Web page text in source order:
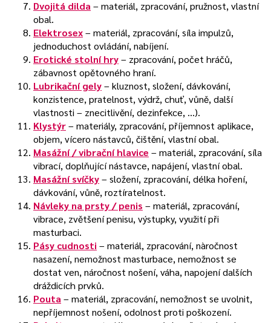
Dvojitá dilda– materiál, zpracování, pružnost, vlastní
obal.
Elektrosex– materiál, zpracování, síla impulzů,
jednoduchost ovládání, nabíjení.
Erotické stolní hry– zpracování, počet hráčů,
zábavnost opětovného hraní.
Lubrikační gely– kluznost, složení, dávkování,
konzistence, pratelnost, výdrž, chuť, vůně, další
vlastnosti – znecitlivění, dezinfekce, …).
Klystýr– materiály, zpracování, příjemnost aplikace,
objem, vícero nástavců, čištění, vlastní obal.
Masážní / vibrační hlavice – materiál, zpracování, síla
vibrací, doplňující nástavce, napájení, vlastní obal.
Masážní svíčky– složení, zpracování, délka hoření,
dávkování, vůně, roztíratelnost.
Návleky na prsty / penis – materiál, zpracování,
vibrace, zvětšení penisu, výstupky, využití při
masturbaci.
Pásy cudnosti – materiál, zpracování, nàročnost
nasazení, nemožnost masturbace, nemožnost se
dostat ven, náročnost nošení, váha, napojení dalších
dráždicích prvků.
Pouta– materiál, zpracování, nemožnost se uvolnit,
nepříjemnost nošení, odolnost proti poškození.